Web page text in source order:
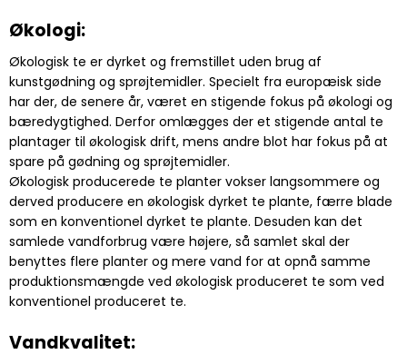
Økologi:
Økologisk te er dyrket og fremstillet uden brug af
kunstgødning og sprøjtemidler. Specielt fra europæisk side
har der, de senere år, været en stigende fokus på økologi og
bæredygtighed. Derfor omlægges der et stigende antal te
plantager til økologisk drift, mens andre blot har fokus på at
spare på gødning og sprøjtemidler.
Økologisk producerede te planter vokser langsommere og
derved producere en økologisk dyrket te plante, færre blade
som en konventionel dyrket te plante. Desuden kan det
samlede vandforbrug være højere, så samlet skal der
benyttes flere planter og mere vand for at opnå samme
produktionsmængde ved økologisk produceret te som ved
konventionel produceret te.
Vandkvalitet: